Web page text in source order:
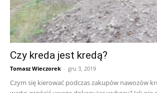
Czy kreda jest kredą?
Tomasz Wieczorek - gru 3, 2019
Czym się kierować podczas zakupów nawozów